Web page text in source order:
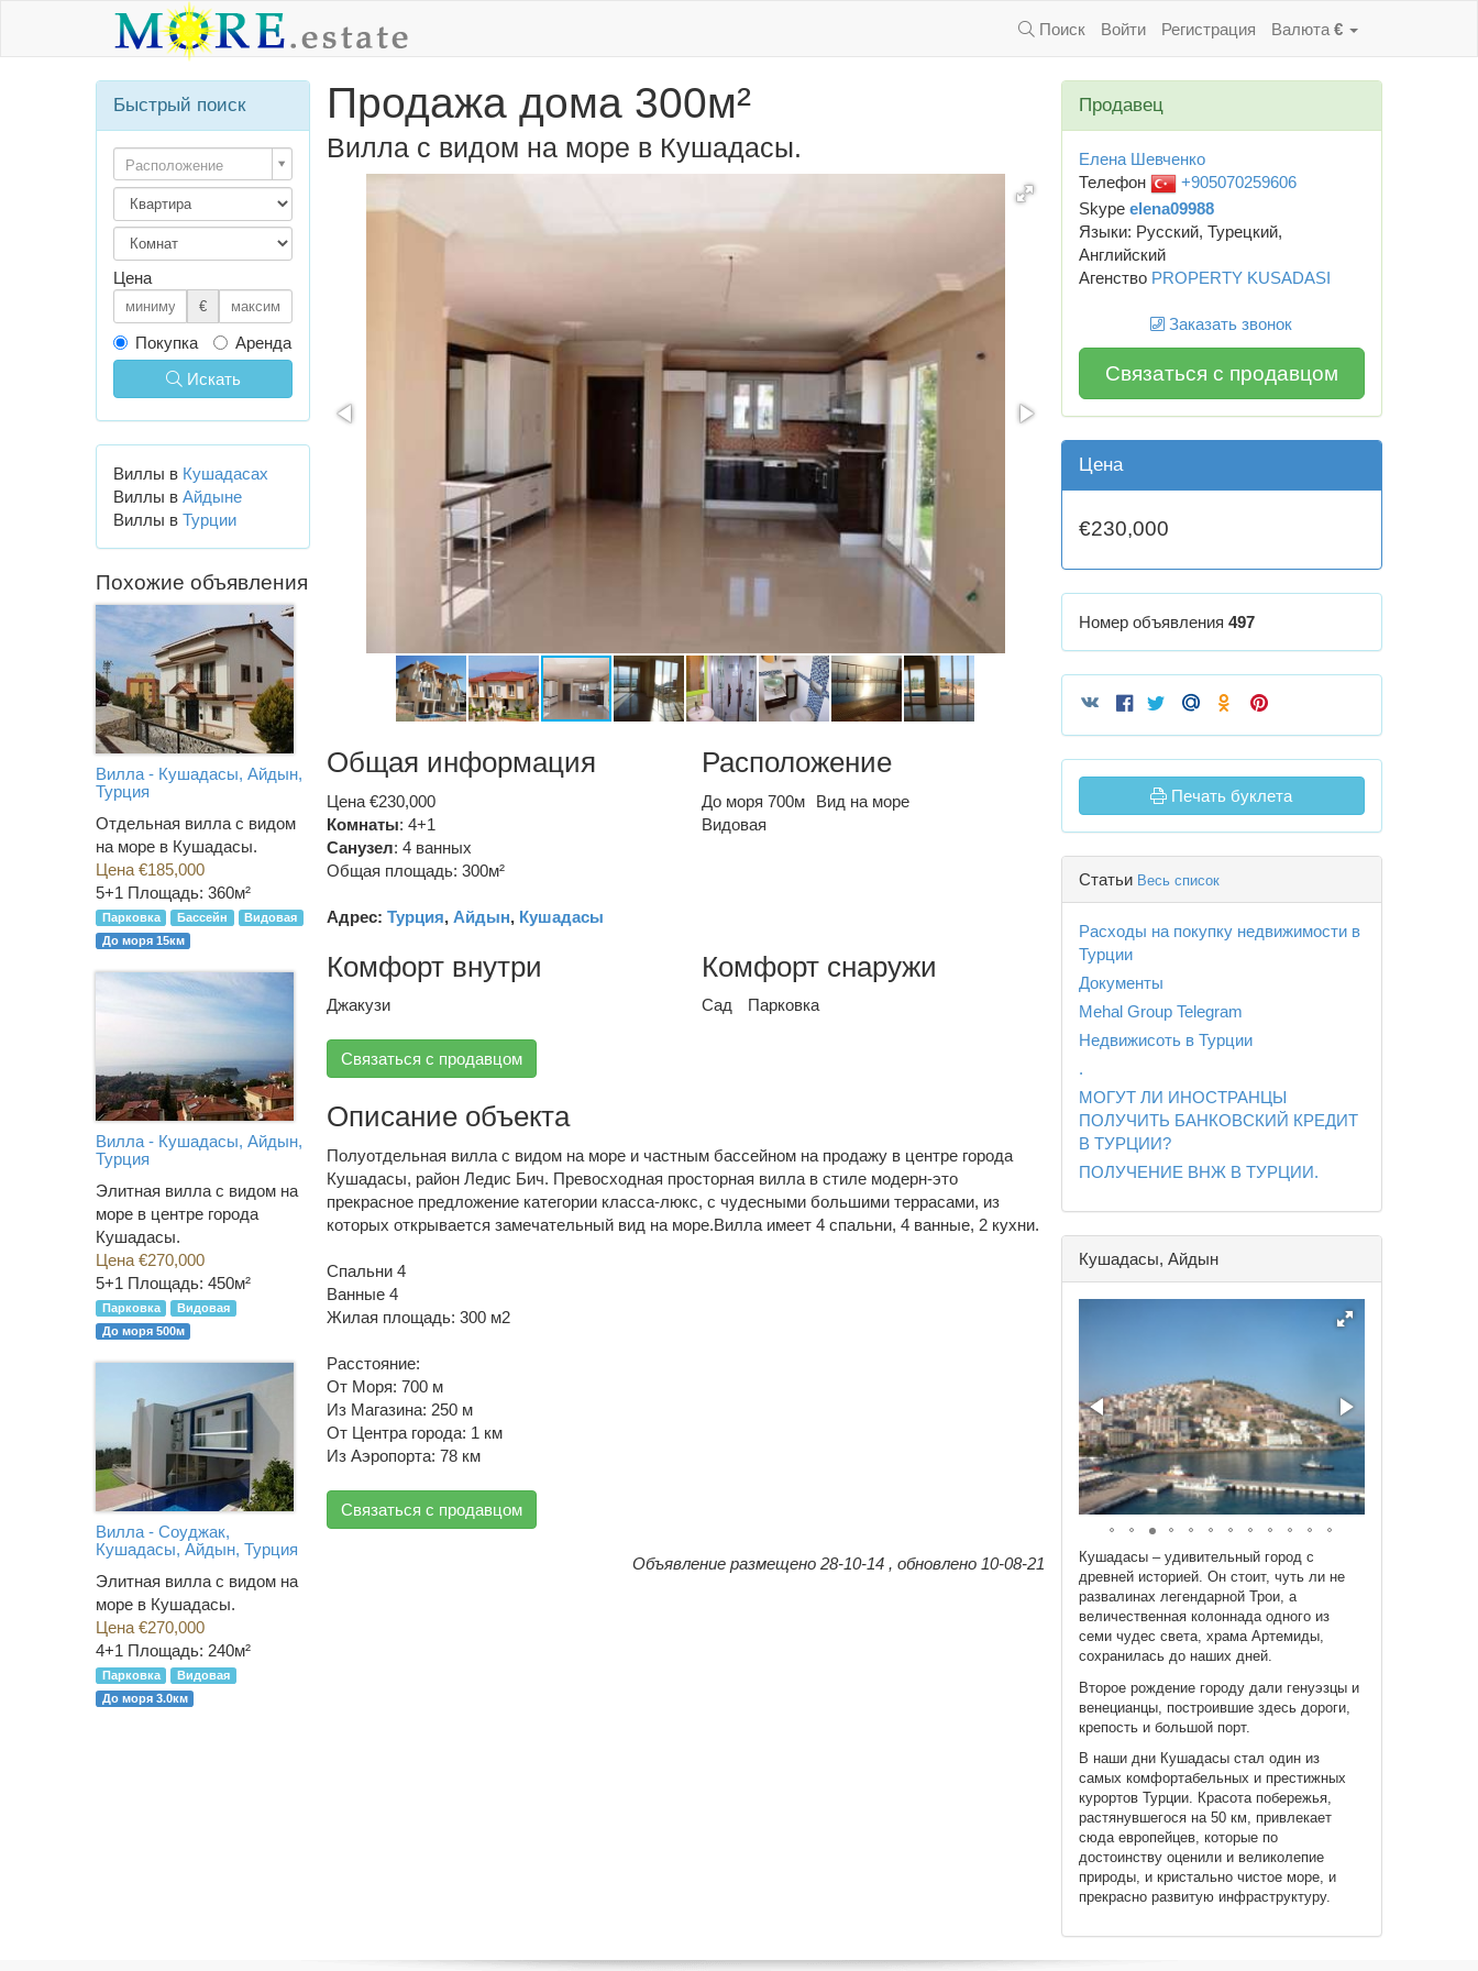
Поиск Войти Регистрация Валюта €
Продажа дома 300м²
Вилла с видом на море в Кушадасы.
Общая информация
Цена €230,000
Комнаты: 4+1
Санузел: 4 ванных
Общая площадь: 300м²
Адрес: Турция, Айдын, Кушадасы
Расположение
До моря 700м
Вид на море
Видовая
Комфорт внутри
Джакузи
Комфорт снаружи
Сад Парковка
Связаться с продавцом
Описание объекта
Полуотдельная вилла с видом на море и частным бассейном на продажу в центре города
Кушадасы, район Ледис Бич. Превосходная просторная вилла в стиле модерн-это
прекрасное предложение категории класса-люкс, с чудесными большими террасами, из
которых открывается замечательный вид на море.Вилла имеет 4 спальни, 4 ванные, 2 кухни.
Спальни 4
Ванные 4
Жилая площадь: 300 м2
Расстояние:
От Моря: 700 м
Из Магазина: 250 м
От Центра города: 1 км
Из Аэропорта: 78 км
Связаться с продавцом
Объявление размещено 28-10-14 , обновлено 10-08-21
Продавец
Елена Шевченко
Телефон
+905070259606
Skype elena09988
Языки: Русский, Турецкий,
Английский
Агенство PROPERTY KUSADASI
Заказать звонок
Связаться с продавцом
Цена
€230,000
Номер объявления 497
Печать буклета
Статьи Весь список
Расходы на покупку недвижимости в
Турции
Документы
Mehal Group Telegram
Недвижисоть в Турции
.
МОГУТ ЛИ ИНОСТРАНЦЫ
ПОЛУЧИТЬ БАНКОВСКИЙ КРЕДИТ
В ТУРЦИИ?
ПОЛУЧЕНИЕ ВНЖ В ТУРЦИИ.
Кушадасы, Айдын
Кушадасы – удивительный город с
древней историей. Он стоит, чуть ли не
развалинах легендарной Трои, а
величественная колоннада одного из
семи чудес света, храма Артемиды,
сохранилась до наших дней.
Второе рождение городу дали генуэзцы и
венецианцы, построившие здесь дороги,
крепость и большой порт.
В наши дни Кушадасы стал один из
самых комфортабельных и престижных
курортов Турции. Красота побережья,
растянувшегося на 50 км, привлекает
сюда европейцев, которые по
достоинству оценили и великолепие
природы, и кристально чистое море, и
прекрасно развитую инфраструктуру.
Быстрый поиск
Расположение
Цена
€
Покупка
Аренда
Искать
Виллы в Кушадасах
Виллы в Айдыне
Виллы в Турции
Похожие объявления
Вилла - Кушадасы, Айдын,
Турция
Отдельная вилла с видом
на море в Кушадасы.
Цена €185,000
5+1 Площадь: 360м²
Парковка Бассейн
Видовая
До моря 15км
Вилла - Кушадасы, Айдын,
Турция
Элитная вилла с видом на
море в центре города
Кушадасы.
Цена €270,000
5+1 Площадь: 450м²
Парковка
Видовая
До моря 500м
Вилла - Соуджак,
Кушадасы, Айдын, Турция
Элитная вилла с видом на
море в Кушадасы.
Цена €270,000
4+1 Площадь: 240м²
Парковка
Видовая
До моря 3.0км